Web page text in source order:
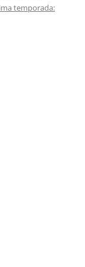
temporada: